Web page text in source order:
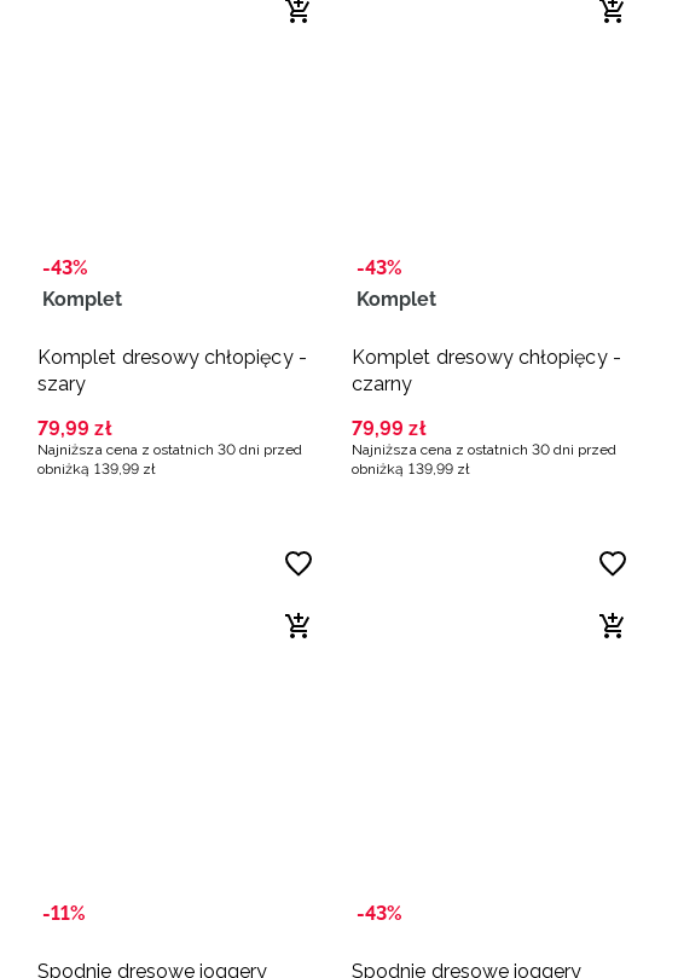
-43%
Komplet
Komplet dresowy chłopięcy -
szary
79,99 zł
Najniższa cena z ostatnich 30 dni przed
obniżką 139, 99 zł
-43%
Komplet
Komplet dresowy chłopięcy -
czarny
79,99 zł
Najniższa cena z ostatnich 30 dni przed
obniżką 139, 99 zł
-11%
Spodnie dresowe joggery
-43%
Spodnie dresowe joggery